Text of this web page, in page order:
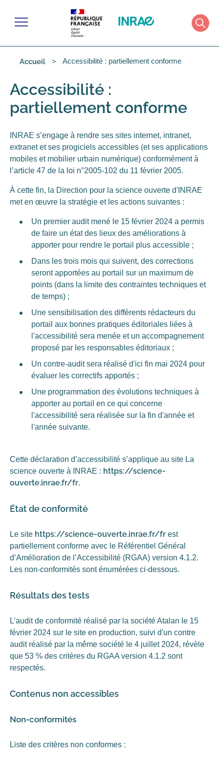
Menu
Accueil Accessibilité : partiellement conforme
Accessibilité :
partiellement conforme
INRAE s’engage à rendre ses sites internet, intranet,
extranet et ses progiciels accessibles (et ses applications
mobiles et mobilier urbain numérique) conformément à
l’article 47 de la loi n°2005-102 du 11 février 2005.
À cette fin, la Direction pour la science ouverte d'INRAE
met en œuvre la stratégie et les actions suivantes :
Un premier audit mené le 15 février 2024 a permis
de faire un état des lieux des améliorations à
apporter pour rendre le portail plus accessible ;
Dans les trois mois qui suivent, des corrections
seront apportées au portail sur un maximum de
points (dans la limite des contraintes techniques et
de temps) ;
Une sensibilisation des différents rédacteurs du
portail aux bonnes pratiques éditoriales liées à
l'accessibilité sera menée et un accompagnement
proposé par les responsables éditoriaux ;
Un contre-audit sera réalisé d'ici fin mai 2024 pour
évaluer les correctifs apportés ;
Une programmation des évolutions techniques à
apporter au portail en ce qui concerne
l'accessibilité sera réalisée sur la fin d'année et
l'année suivante.
Cette déclaration d’accessibilité s’applique au site La
science ouverte à INRAE : https://science-
ouverte.inrae.fr/fr.
État de conformité
Le site https://science-ouverte.inrae.fr/fr est
partiellement conforme avec le Référentiel Général
d’Amélioration de l’Accessibilité (RGAA) version 4.1.2.
Les non-conformités sont énumérées ci-dessous.
Résultats des tests
L’audit de conformité réalisé par la société Atalan le 15
février 2024 sur le site en production, suivi d'un contre
audit réalisé par la même société le 4 juillet 2024, révèle
que 53 % des critères du RGAA version 4.1.2 sont
respectés.
Contenus non accessibles
Non-conformités
Liste des critères non conformes :